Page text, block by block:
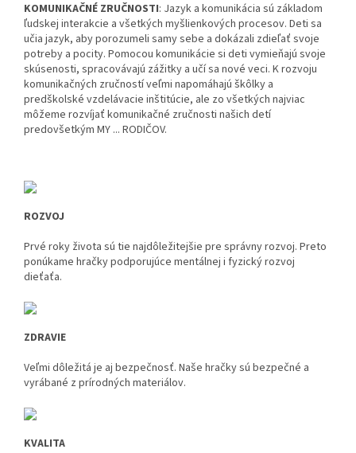
KOMUNIKAČNÉ ZRUČNOSTI: Jazyk a komunikácia sú základom
ľudskej interakcie a všetkých myšlienkových procesov. Deti sa
učia jazyk, aby porozumeli samy sebe a dokázali zdieľať svoje
potreby a pocity. Pomocou komunikácie si deti vymieňajú svoje
skúsenosti, spracovávajú zážitky a učí sa nové veci. K rozvoju
komunikačných zručností veľmi napomáhajú škôlky a
predškolské vzdelávacie inštitúcie, ale zo všetkých najviac
môžeme rozvíjať komunikačné zručnosti našich detí
predovšetkým MY ... RODIČOV.
ROZVOJ
Prvé roky života sú tie najdôležitejšie pre správny rozvoj. Preto
ponúkame hračky podporujúce mentálnej i fyzický rozvoj
dieťaťa.
ZDRAVIE
Veľmi dôležitá je aj bezpečnosť. Naše hračky sú bezpečné a
vyrábané z prírodných materiálov.
KVALITA